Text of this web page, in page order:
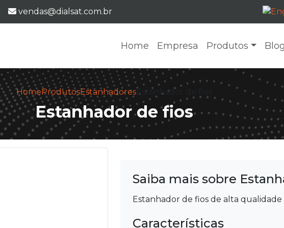
E-mail:
vendas@dialsat.com.br
Home Empresa Produtos Blog
Home ProdutosEstanhadores Estanhador de fios
Estanhador de fios
Saiba mais sobre
Estanhador de fios de alta qualidade
Características